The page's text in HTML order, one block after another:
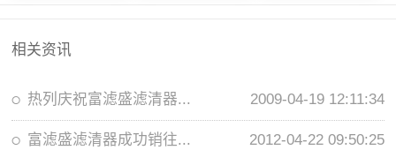
相关资讯
热列庆祝富滤盛滤清器... 2009-04-19 12:11:34
富滤盛滤清器成功销往... 2012-04-22 09:50:25